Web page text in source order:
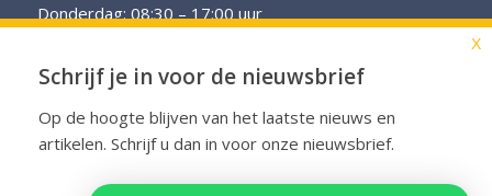
Donderdag: 08:30 – 17:00 uur
Op verzoek zijn afspraken in de avonduren mogelijk.
X
Schrijf je in voor de nieuwsbrief
Op de hoogte blijven van het laatste nieuws en
artikelen. Schrijf u dan in voor onze nieuwsbrief.